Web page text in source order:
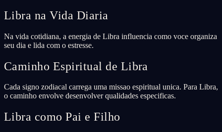
Libra na Vida Diaria
Na vida cotidiana, a energia de Libra influencia como voce organiza
seu dia e lida com o estresse.
Caminho Espiritual de Libra
Cada signo zodiacal carrega uma missao espiritual unica. Para Libra,
o caminho envolve desenvolver qualidades especificas.
Libra como Pai e Filho